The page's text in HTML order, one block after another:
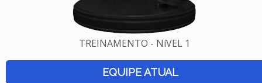
TREINAMENTO - NíVEL 1
EQUIPE ATUAL